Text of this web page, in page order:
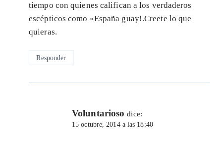
tiempo con quienes califican a los verdaderos
escépticos como «España guay!.Creete lo que
quieras.
Responder
Voluntarioso dice:
15 octubre, 2014 a las 18:40